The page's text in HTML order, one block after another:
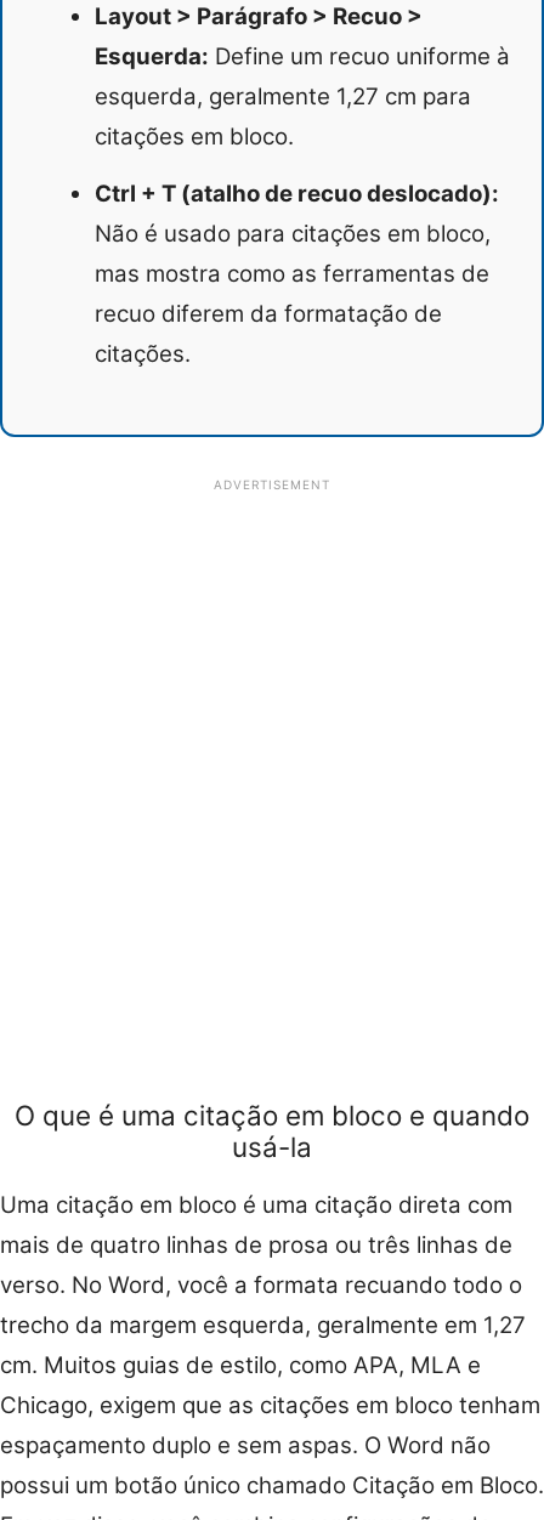
Layout > Parágrafo > Recuo >
Esquerda: Define um recuo uniforme à
esquerda, geralmente 1,27 cm para
citações em bloco.
Ctrl + T (atalho de recuo deslocado):
Não é usado para citações em bloco,
mas mostra como as ferramentas de
recuo diferem da formatação de
citações.
ADVERTISEMENT
O que é uma citação em bloco e quando
usá-la
Uma citação em bloco é uma citação direta com
mais de quatro linhas de prosa ou três linhas de
verso. No Word, você a formata recuando todo o
trecho da margem esquerda, geralmente em 1,27
cm. Muitos guias de estilo, como APA, MLA e
Chicago, exigem que as citações em bloco tenham
espaçamento duplo e sem aspas. O Word não
possui um botão único chamado Citação em Bloco.